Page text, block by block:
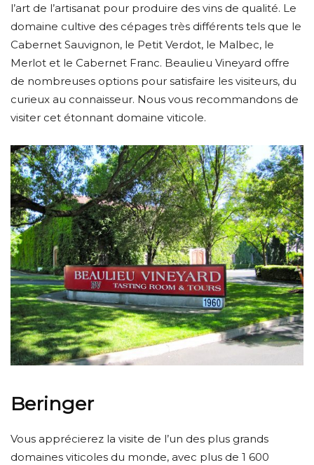
l’art de l’artisanat pour produire des vins de qualité. Le
domaine cultive des cépages très différents tels que le
Cabernet Sauvignon, le Petit Verdot, le Malbec, le
Merlot et le Cabernet Franc. Beaulieu Vineyard offre
de nombreuses options pour satisfaire les visiteurs, du
curieux au connaisseur. Nous vous recommandons de
visiter cet étonnant domaine viticole.
Beringer
Vous apprécierez la visite de l’un des plus grands
domaines viticoles du monde, avec plus de 1 600